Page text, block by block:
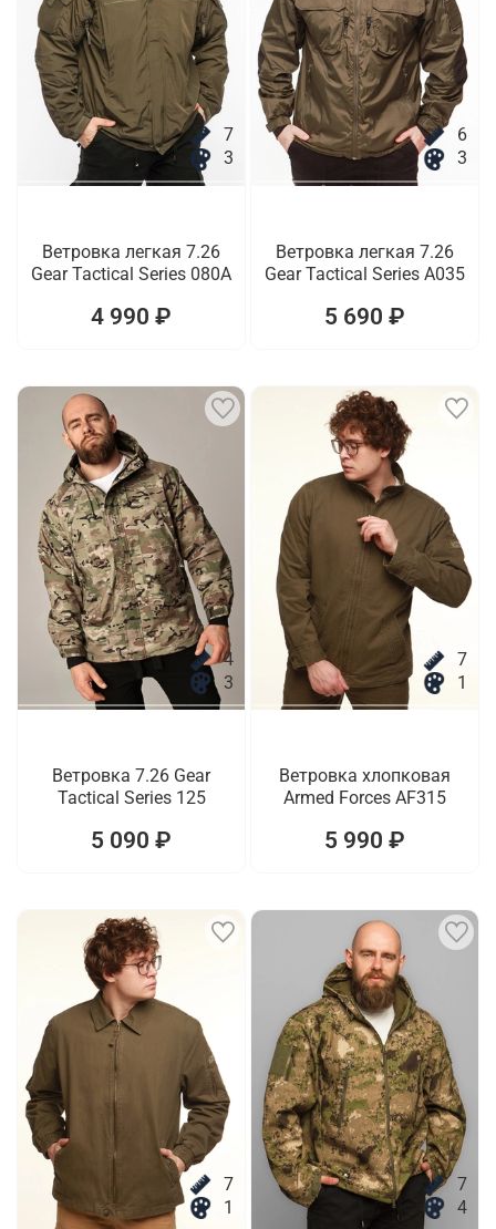
7
3
Ветровка легкая 7.26
Gear Tactical Series 080A
4 990 ₽
6
3
Ветровка легкая 7.26
Gear Tactical Series A035
5 690 ₽
4
3
Ветровка 7.26 Gear
Tactical Series 125
5 090 ₽
7
1
Ветровка хлопковая
Armed Forces AF315
5 990 ₽
7
1
7
4